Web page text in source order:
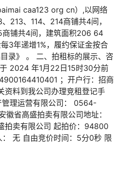
caa123 org cn）,以网络
213、114、214商铺共4间，
铺共4间，建筑面积206 64
3年递增1%，履约保证金按合
录》 。 二、拍租标的展示、咨
2024 年1月22日15时30分前
；开户行：招商
资料到我公司办理竞租登记手
管理运营有限公司： 0564-
省高盛拍卖有限公司地址：
拍卖有限公司 起拍价：94800
无 自由竞价时间：5分0秒 限